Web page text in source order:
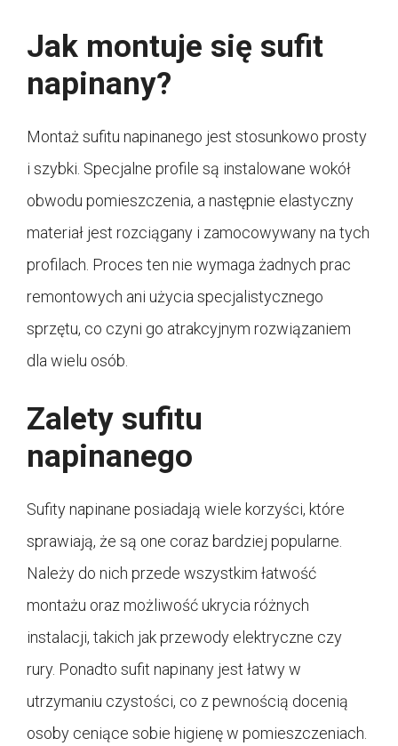
Jak montuje się sufit
napinany?
Montaż sufitu napinanego jest stosunkowo prosty
i szybki. Specjalne profile są instalowane wokół
obwodu pomieszczenia, a następnie elastyczny
materiał jest rozciągany i zamocowywany na tych
profilach. Proces ten nie wymaga żadnych prac
remontowych ani użycia specjalistycznego
sprzętu, co czyni go atrakcyjnym rozwiązaniem
dla wielu osób.
Zalety sufitu
napinanego
Sufity napinane posiadają wiele korzyści, które
sprawiają, że są one coraz bardziej popularne.
Należy do nich przede wszystkim łatwość
montażu oraz możliwość ukrycia różnych
instalacji, takich jak przewody elektryczne czy
rury. Ponadto sufit napinany jest łatwy w
utrzymaniu czystości, co z pewnością docenią
osoby ceniące sobie higienę w pomieszczeniach.